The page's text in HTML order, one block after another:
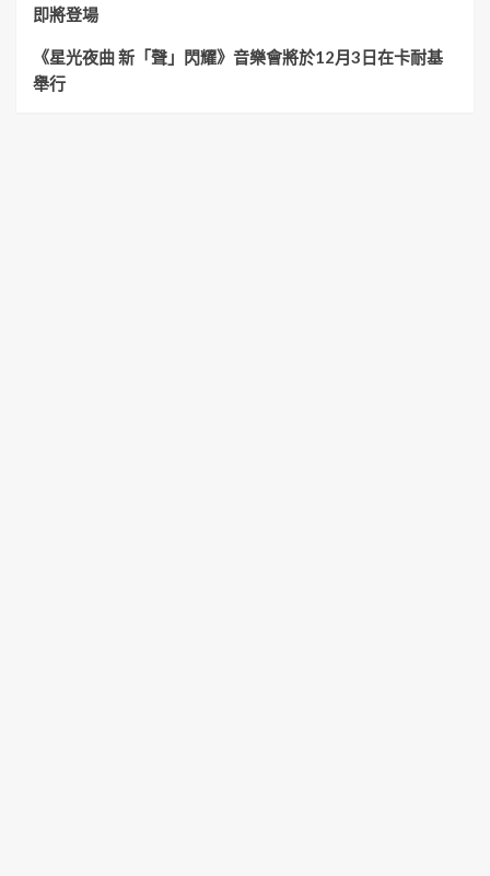
即將登場
《星光夜曲 新「聲」閃耀》音樂會將於12月3日在卡耐基
舉行